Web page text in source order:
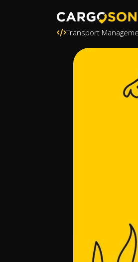
Transport